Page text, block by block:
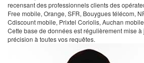
recensant des professionnels clients des
Free mobile, Orange, SFR, Bouygues télécom,
Cdiscount mobile, Prixtel Coriolis, Auchan
Cette base de données est régulièrement mise
précision à toutes vos requêtes.